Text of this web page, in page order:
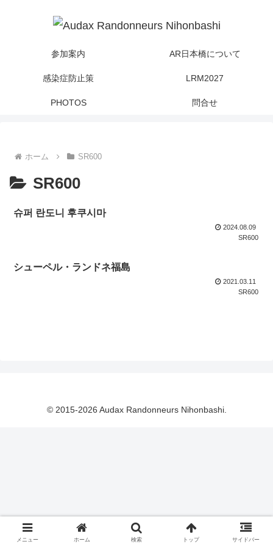
参加案内 AR日本橋について
感染症防止策 LRM2027
PHOTOS 問合せ
ホーム SR600
SR600
슈퍼 란도니 후쿠시마
2024.08.09
SR600
シューペル・ランドネ福島
2021.03.11
SR600
© 2015-2026 Audax Randonneurs Nihonbashi.
メニュー ホーム 検索 トップ サイドバー